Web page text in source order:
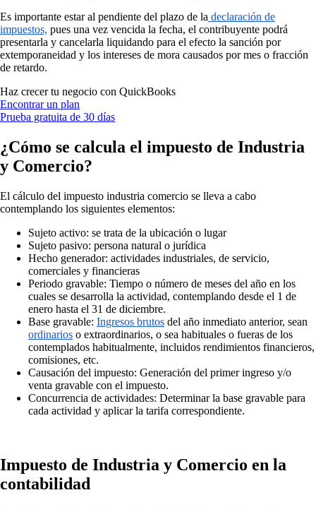
Es importante estar al pendiente del plazo de la declaración de
impuestos, pues una vez vencida la fecha, el contribuyente podrá
presentarla y cancelarla liquidando para el efecto la sanción por
extemporaneidad y los intereses de mora causados por mes o fracción
de retardo.
Haz crecer tu negocio con QuickBooks
Encontrar un plan
Prueba gratuita de 30 días
¿Cómo se calcula el impuesto de Industria
y Comercio?
El cálculo del impuesto industria comercio se lleva a cabo
contemplando los siguientes elementos:
Sujeto activo: se trata de la ubicación o lugar
Sujeto pasivo: persona natural o jurídica
Hecho generador: actividades industriales, de servicio,
comerciales y financieras
Periodo gravable: Tiempo o número de meses del año en los
cuales se desarrolla la actividad, contemplando desde el 1 de
enero hasta el 31 de diciembre.
Base gravable: Ingresos brutos del año inmediato anterior, sean
ordinarios o extraordinarios, o sea habituales o fueras de los
contemplados habitualmente, incluidos rendimientos financieros,
comisiones, etc.
Causación del impuesto: Generación del primer ingreso y/o
venta gravable con el impuesto.
Concurrencia de actividades: Determinar la base gravable para
cada actividad y aplicar la tarifa correspondiente.
Impuesto de Industria y Comercio en la
contabilidad